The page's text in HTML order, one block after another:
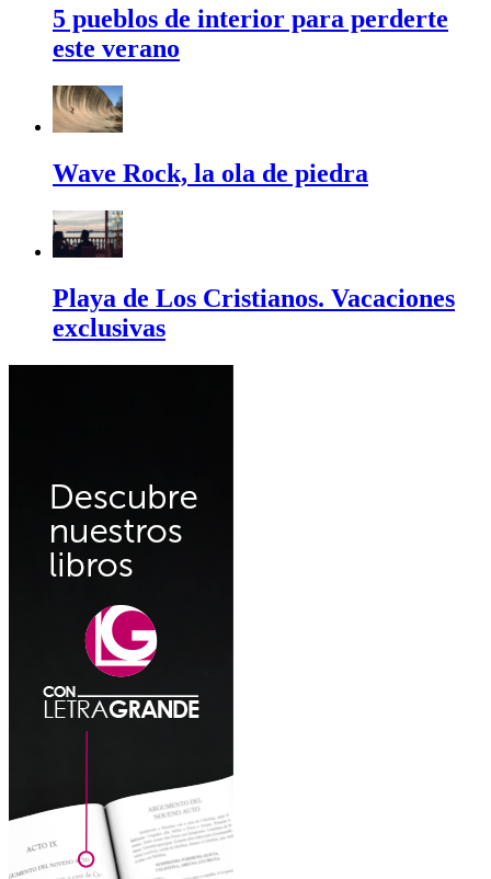
5 pueblos de interior para perderte
este verano
Wave Rock, la ola de piedra
Playa de Los Cristianos. Vacaciones
exclusivas